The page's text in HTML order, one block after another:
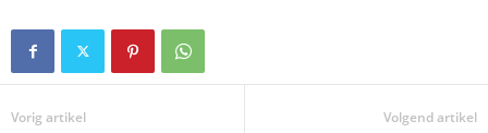
Vorig artikel Volgend artikel